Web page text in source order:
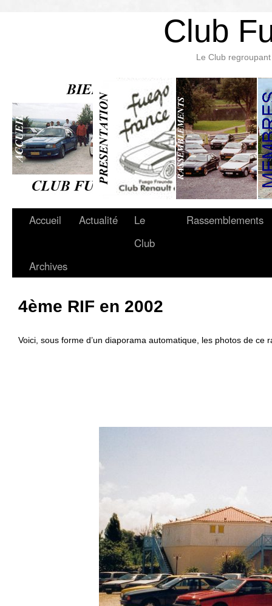
Club
Le Club
Accueil Actualité
Le
Club
Rassemblements
Archives
4ème RIF en 2002
Voici, sous forme d’un diaporama automatique, les photos de ce